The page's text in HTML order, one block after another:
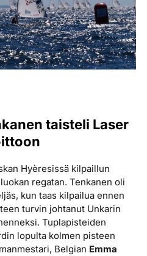
taisteli Laser
Hyèresissä kilpaillun
regatan. Tenkanen oli
kun taas kilpailua ennen
turvin johtanut Unkarin
Tuplapisteiden
lopulta kolmen pisteen
Belgian Emma